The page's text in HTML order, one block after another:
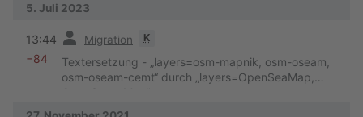
5. Juli 2023
13:44 Migration K
−84
Textersetzung - „layers=osm-mapnik, osm-oseam,
osm-oseam-cemt“ durch „layers=OpenSeaMap,